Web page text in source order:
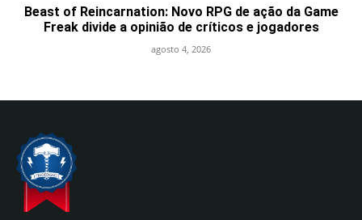
Beast of Reincarnation: Novo RPG de ação da Game
Freak divide a opinião de críticos e jogadores
agosto 4, 2026